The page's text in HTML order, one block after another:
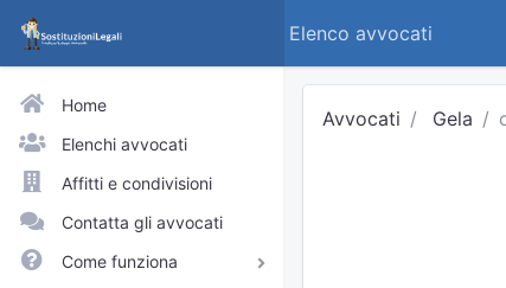
Elenco avvocati
Home
Elenchi avvocati
Affitti e condivisioni
Contatta gli avvocati
Come funziona
Avvocati Gela